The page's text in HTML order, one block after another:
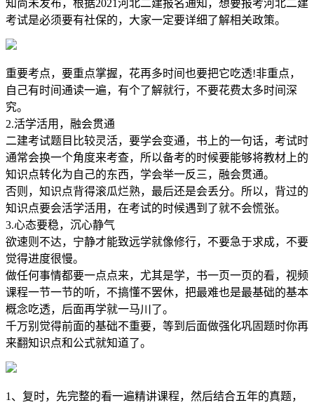
知尚未发布，根据2021河北二建报名通知，想要报考河北二建
考试是必须要有社保的，大家一定要详细了解相关政策。
重要考点，要重点掌握，花再多时间也要把它吃透!非重点，
自己有时间通读一遍，有个了解就行，不要花费太多时间深
究。
2.活学活用，融会贯通
二建考试题目比较灵活，要学会变通，书上的一句话，考试时
通常会换一个角度来考查，所以备考的时候要能够将教材上的
知识点转化为自己的东西，学会举一反三，融会贯通。
否则，知识点背得滚瓜烂熟，最后还是会丢分。所以，背过的
知识点要会活学活用，在考试的时候遇到了就不会慌张。
3.心态要稳，沉心静气
欲速则不达，宁静才能致远学就像修行，不要急于求成，不要
觉得进度很慢。
做任何事情都要一点点来，尤其是学，书一页一页的看，视频
课程一节一节的听，不搞懂不罢休，把最难也是最基础的基本
概念吃透，后面再学就一马川了。
千万别觉得前面的基础不重要，等到后面做强化巩固题时你再
来翻知识点和公式就知道了。
1、复时，先完整的看一遍精讲课程，然后结合五年的真题，